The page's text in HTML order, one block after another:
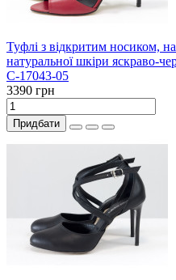
Туфлі з відкритим носиком,
натуральної шкіри яскраво-
С-17043-05
3390 грн
Придбати